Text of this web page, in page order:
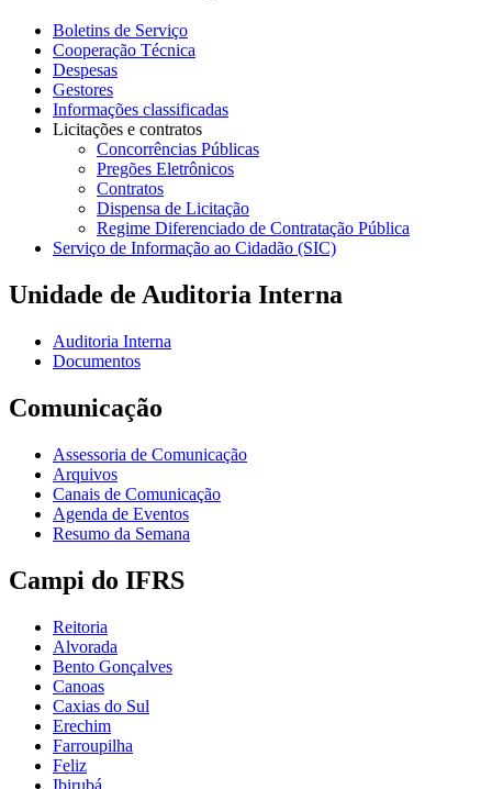
Boletins de Serviço
Cooperação Técnica
Despesas
Gestores
Informações classificadas
Licitações e contratos
Concorrências Públicas
Pregões Eletrônicos
Contratos
Dispensa de Licitação
Regime Diferenciado de Contratação Pública
Serviço de Informação ao Cidadão (SIC)
Unidade de Auditoria Interna
Auditoria Interna
Documentos
Comunicação
Assessoria de Comunicação
Arquivos
Canais de Comunicação
Agenda de Eventos
Resumo da Semana
Campi do IFRS
Reitoria
Alvorada
Bento Gonçalves
Canoas
Caxias do Sul
Erechim
Farroupilha
Feliz
Ibirubá